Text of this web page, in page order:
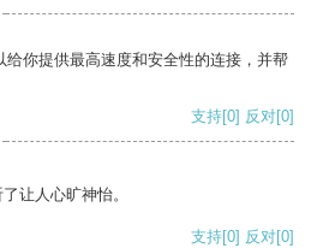
你提供最高速度和安全性的连接，并帮
支持[0] 反对[0]
让人心旷神怡。
支持[0] 反对[0]